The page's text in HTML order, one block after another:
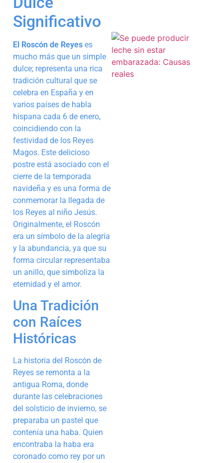
Significativo
El Roscón de Reyes es
mucho más que un simple
dulce; representa una rica
tradición cultural que se
celebra en España y en
varios países de habla
hispana cada 6 de enero,
coincidiendo con la
festividad de los Reyes
Magos. Este delicioso
postre está asociado con el
cierre de la temporada
navideña y es una forma de
conmemorar la llegada de
los Reyes al niño Jesús.
Originalmente, el Roscón
era un símbolo de la alegría
y la abundancia, ya que su
forma circular representaba
un anillo, que simboliza la
eternidad y el amor.
Una Tradición
con Raíces
Históricas
La historia del Roscón de
Reyes se remonta a la
antigua Roma, donde
durante las celebraciones
del solsticio de invierno, se
preparaba un pastel que
contenía una haba. Quien
encontraba la haba era
coronado como rey por un